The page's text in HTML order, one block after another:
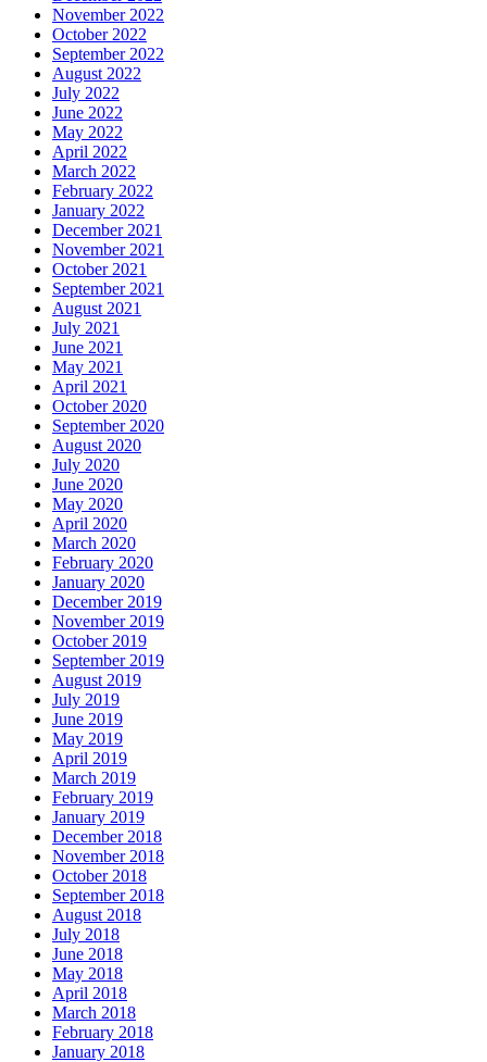
November 2022
October 2022
September 2022
August 2022
July 2022
June 2022
May 2022
April 2022
March 2022
February 2022
January 2022
December 2021
November 2021
October 2021
September 2021
August 2021
July 2021
June 2021
May 2021
April 2021
October 2020
September 2020
August 2020
July 2020
June 2020
May 2020
April 2020
March 2020
February 2020
January 2020
December 2019
November 2019
October 2019
September 2019
August 2019
July 2019
June 2019
May 2019
April 2019
March 2019
February 2019
January 2019
December 2018
November 2018
October 2018
September 2018
August 2018
July 2018
June 2018
May 2018
April 2018
March 2018
February 2018
January 2018